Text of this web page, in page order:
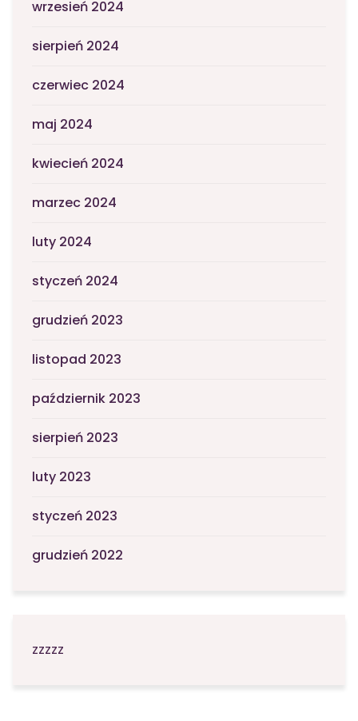
wrzesień 2024
sierpień 2024
czerwiec 2024
maj 2024
kwiecień 2024
marzec 2024
luty 2024
styczeń 2024
grudzień 2023
listopad 2023
październik 2023
sierpień 2023
luty 2023
styczeń 2023
grudzień 2022
zzzzz